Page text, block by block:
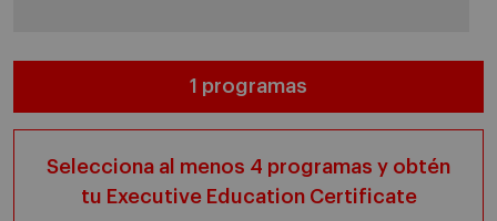
1 programas
Selecciona al menos 4 programas y obtén
tu Executive Education Certificate